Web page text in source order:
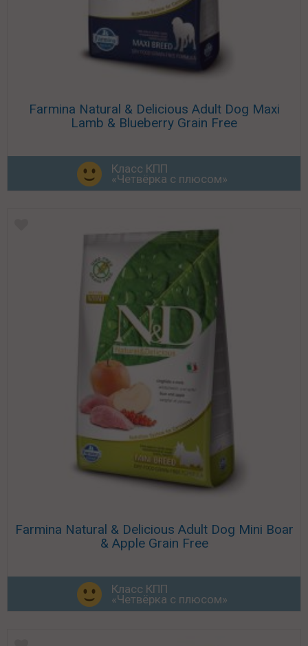
Farmina Natural & Delicious Adult Dog Maxi
Lamb & Blueberry Grain Free
Класс КПП
«Четвёрка с плюсом»
Farmina Natural & Delicious Adult Dog Mini Boar
& Apple Grain Free
Класс КПП
«Четвёрка с плюсом»